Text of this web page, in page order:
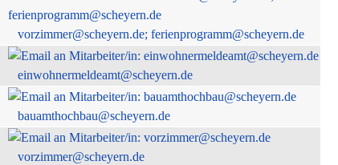
vorzimmer@scheyern.de; ferienprogramm@scheyern.de
einwohnermeldeamt@scheyern.de
bauamthochbau@scheyern.de
vorzimmer@scheyern.de